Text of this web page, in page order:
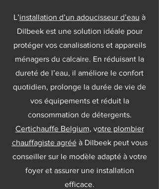
L’installation d’un adoucisseur d’eau à
Dilbeek est une solution idéale pour
protéger vos canalisations et appareils
ménagers du calcaire. En réduisant la
dureté de l’eau, il améliore le confort
quotidien, prolonge la durée de vie de
vos équipements et réduit la
consommation de détergents.
Certichauffe Belgium, votre plombier
chauffagiste agrééà Dilbeek peut vous
conseiller sur le modèle adapté à votre
foyer et assurer une installation
efficace.